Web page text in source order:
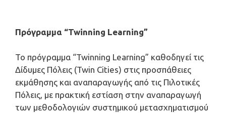
Πρόγραμμα “Twinning Learning”
Το πρόγραμμα “Twinning Learning” καθοδηγεί τις
Δίδυμες Πόλεις (Twin Cities) στις προσπάθειες
εκμάθησης και αναπαραγωγής από τις Πιλοτικές
Πόλεις, με πρακτική εστίαση στην αναπαραγωγή
των μεθοδολογιών συστημικού μετασχηματισμού